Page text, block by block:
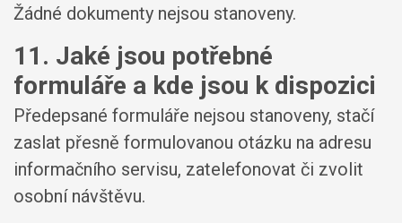
Žádné dokumenty nejsou stanoveny.
11. Jaké jsou potřebné
formuláře a kde jsou k dispozici
Předepsané formuláře nejsou stanoveny, stačí
zaslat přesně formulovanou otázku na adresu
informačního servisu, zatelefonovat či zvolit
osobní návštěvu.